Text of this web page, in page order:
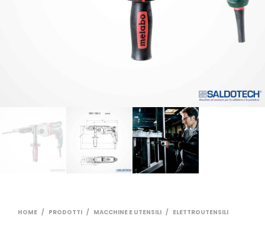
HOME / PRODOTTI / MACCHINE E UTENSILI / ELETTROUTENSILI